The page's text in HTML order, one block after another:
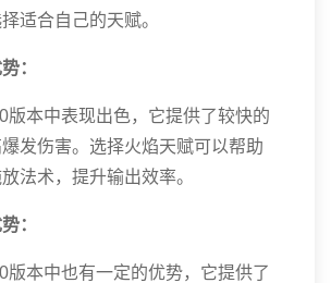
适合自己的天赋。
：
版本中表现出色，它提供了较快的
发伤害。选择火焰天赋可以帮助
法术，提升输出效率。
：
版本中也有一定的优势，它提供了